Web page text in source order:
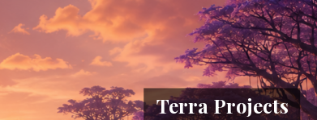
Terra Projects